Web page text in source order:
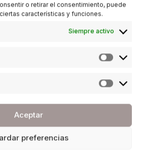
o retirar el consentimiento, puede
características y funciones.
Siempre activo
Aceptar
preferencias